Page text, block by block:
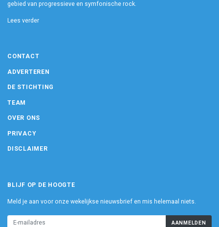
gebied van progressieve en symfonische rock.
Lees verder
CONTACT
ADVERTEREN
DE STICHTING
TEAM
OVER ONS
PRIVACY
DISCLAIMER
BLIJF OP DE HOOGTE
Meld je aan voor onze wekelijkse nieuwsbrief en mis helemaal niets.
AANMELDEN